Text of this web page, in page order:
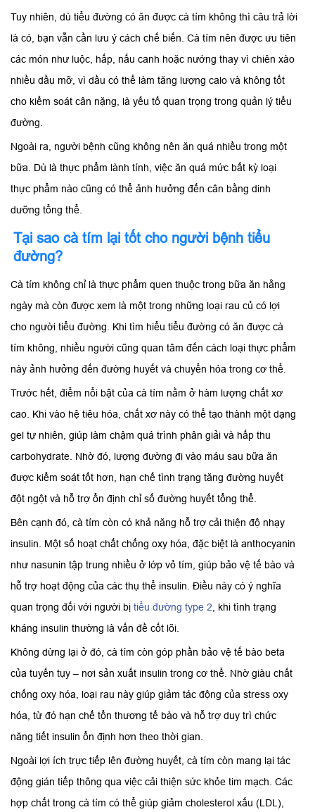
Tuy nhiên, dù tiểu đường có ăn được cà tím không thì câu trả lời
là có, bạn vẫn cần lưu ý cách chế biến. Cà tím nên được ưu tiên
các món như luộc, hấp, nấu canh hoặc nướng thay vì chiên xào
nhiều dầu mỡ, vì dầu có thể làm tăng lượng calo và không tốt
cho kiểm soát cân nặng, là yếu tố quan trọng trong quản lý tiểu
đường.
Ngoài ra, người bệnh cũng không nên ăn quá nhiều trong một
bữa. Dù là thực phẩm lành tính, việc ăn quá mức bất kỳ loại
thực phẩm nào cũng có thể ảnh hưởng đến cân bằng dinh
dưỡng tổng thể.
Tại sao cà tím lại tốt cho người bệnh tiểu
đường?
Cà tím không chỉ là thực phẩm quen thuộc trong bữa ăn hằng
ngày mà còn được xem là một trong những loại rau củ có lợi
cho người tiểu đường. Khi tìm hiểu tiểu đường có ăn được cà
tím không, nhiều người cũng quan tâm đến cách loại thực phẩm
này ảnh hưởng đến đường huyết và chuyển hóa trong cơ thể.
Trước hết, điểm nổi bật của cà tím nằm ở hàm lượng chất xơ
cao. Khi vào hệ tiêu hóa, chất xơ này có thể tạo thành một dạng
gel tự nhiên, giúp làm chậm quá trình phân giải và hấp thu
carbohydrate. Nhờ đó, lượng đường đi vào máu sau bữa ăn
được kiểm soát tốt hơn, hạn chế tình trạng tăng đường huyết
đột ngột và hỗ trợ ổn định chỉ số đường huyết tổng thể.
Bên cạnh đó, cà tím còn có khả năng hỗ trợ cải thiện độ nhạy
insulin. Một số hoạt chất chống oxy hóa, đặc biệt là anthocyanin
như nasunin tập trung nhiều ở lớp vỏ tím, giúp bảo vệ tế bào và
hỗ trợ hoạt động của các thụ thể insulin. Điều này có ý nghĩa
quan trọng đối với người bị tiểu đường type 2 , khi tình trạng
kháng insulin thường là vấn đề cốt lõi.
Không dừng lại ở đó, cà tím còn góp phần bảo vệ tế bào beta
của tuyến tụy – nơi sản xuất insulin trong cơ thể. Nhờ giàu chất
chống oxy hóa, loại rau này giúp giảm tác động của stress oxy
hóa, từ đó hạn chế tổn thương tế bào và hỗ trợ duy trì chức
năng tiết insulin ổn định hơn theo thời gian.
Ngoài lợi ích trực tiếp lên đường huyết, cà tím còn mang lại tác
động gián tiếp thông qua việc cải thiện sức khỏe tim mạch. Các
hợp chất trong cà tím có thể giúp giảm cholesterol xấu (LDL),